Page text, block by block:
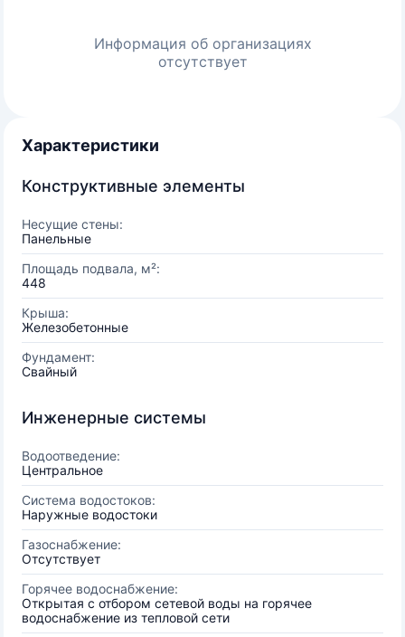
Информация об организациях
отсутствует
Характеристики
Конструктивные элементы
Несущие стены:
Панельные
Площадь подвала, м²:
448
Крыша:
Железобетонные
Фундамент:
Свайный
Инженерные системы
Водоотведение:
Центральное
Система водостоков:
Наружные водостоки
Газоснабжение:
Отсутствует
Горячее водоснабжение:
Открытая с отбором сетевой воды на горячее
водоснабжение из тепловой сети